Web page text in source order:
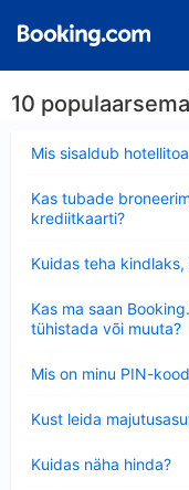
10
Mis sisaldub
Kas tubade
krediitkaarti?
Kuidas teha
Kas ma saan
tühistada või muuta?
Mis on minu PIN-
Kust leida
Kuidas näha hinda?